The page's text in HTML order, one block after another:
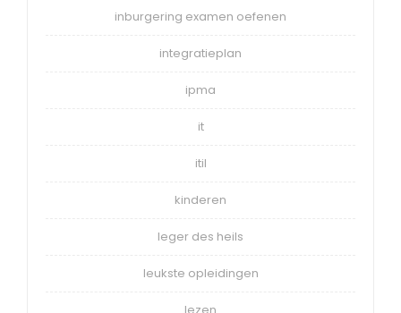
inburgering examen oefenen
integratieplan
ipma
it
itil
kinderen
leger des heils
leukste opleidingen
lezen